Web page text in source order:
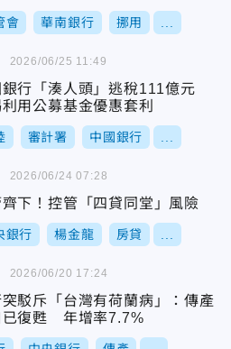
會 華南銀行 挪用
銀行「湊人頭」逃稅111億元
用公募基金優惠套利
審計署 中國銀行
2026/06/25 11:49
齊下！控管「四貸同堂」風險
銀行 楊金龍 房貸
2026/06/24 07:28
突駁斥「台灣有荷蘭病」：傳產
已復甦 年增率7.7%
2026/06/20 17:24